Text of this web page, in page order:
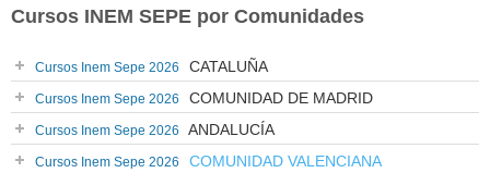
Cursos INEM SEPE por Comunidades
Cursos Inem Sepe 2026 CATALUÑA
Cursos Inem Sepe 2026 COMUNIDAD DE MADRID
Cursos Inem Sepe 2026 ANDALUCÍA
Cursos Inem Sepe 2026 COMUNIDAD VALENCIANA